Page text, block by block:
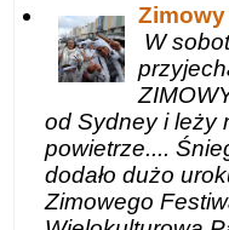
W
od Sydney i leży
powietrze....
dodało dużo
Zimowego